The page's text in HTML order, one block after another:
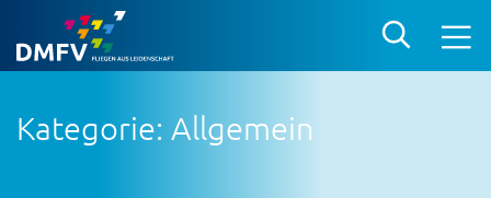
Kategorie: Allgemein